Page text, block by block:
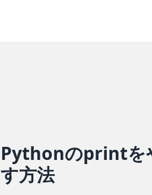
Pythonのprintを
す方法